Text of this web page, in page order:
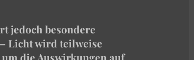
jedoch besondere
Licht wird teilweise
die Auswirkungen auf